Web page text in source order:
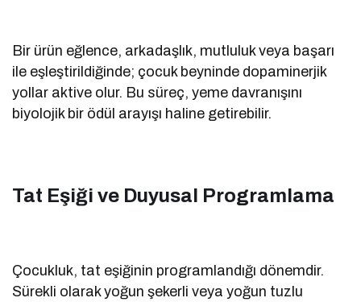
Bir ürün eğlence, arkadaşlık, mutluluk veya başarı
ile eşleştirildiğinde; çocuk beyninde dopaminerjik
yollar aktive olur. Bu süreç, yeme davranışını
biyolojik bir ödül arayışı haline getirebilir.
Tat Eşiği ve Duyusal Programlama
Çocukluk, tat eşiğinin programlandığı dönemdir.
Sürekli olarak yoğun şekerli veya yoğun tuzlu